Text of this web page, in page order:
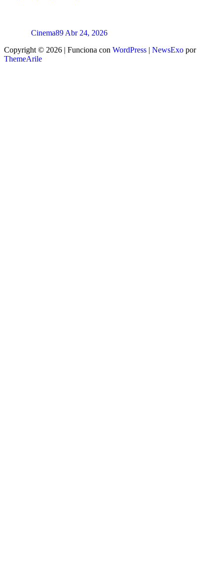
Cinema89 Abr 24, 2026
Copyright © 2026 | Funciona con WordPress | NewsExo por
ThemeArile